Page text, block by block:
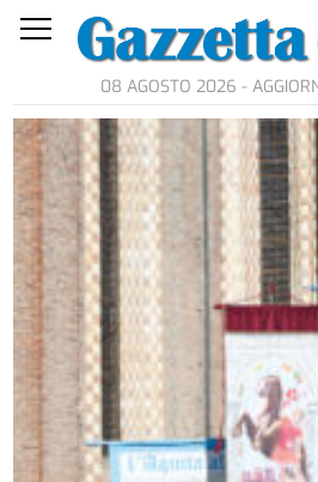
08 AGOSTO 2026 -